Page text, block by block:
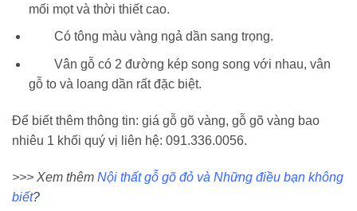
mối mọt và thời thiết cao.
Có tông màu vàng ngả dần sang trọng.
Vân gỗ có 2 đường kép song song với nhau, vân
gỗ to và loang dần rất đặc biệt.
Để biết thêm thông tin: giá gỗ gõ vàng, gỗ gõ vàng bao
nhiêu 1 khối quý vị liên hệ: 091.336.0056.
>>> Xem thêm Nội thất gỗ gõ đỏ và Những điều bạn không
biết?